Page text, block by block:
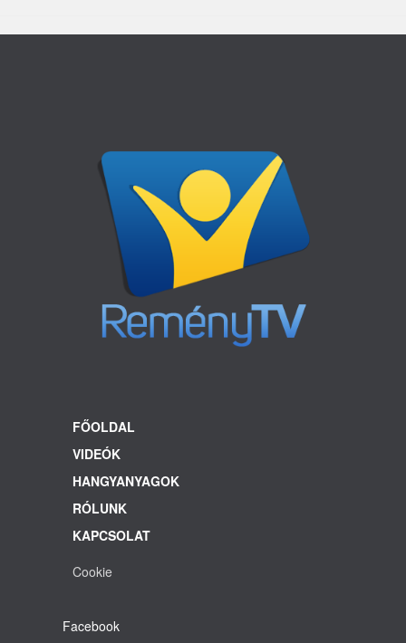
FŐOLDAL
VIDEÓK
HANGYANYAGOK
RÓLUNK
KAPCSOLAT
Cookie
Facebook